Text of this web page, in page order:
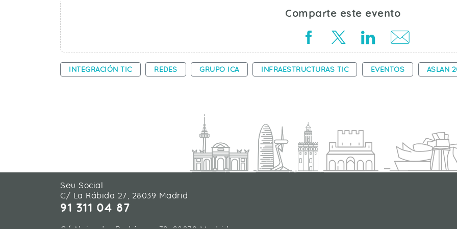
Comparte este evento
INTEGRACIÓN TIC REDES GRUPO ICA INFRAESTRUCTURAS TIC EVENTOS ASLAN
Seu Social
C/ La Rábida 27, 28039 Madrid
91 311 04 87